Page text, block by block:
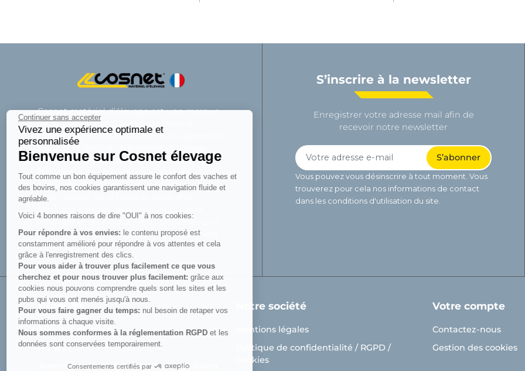
Continuer sans accepter
Vivez une expérience optimale et
personnalisée
Bienvenue sur Cosnet élevage
Tout comme un bon équipement assure le confort des vaches et
des bovins, nos cookies garantissent une navigation fluide et
agréable.
Voici 4 bonnes raisons de dire "OUI" à nos cookies:
Pour répondre à vos envies:le contenu proposé est
constamment amélioré pour répondre à vos attentes et cela
grâce à l'enregistrement des clics.
Pour vous aider à trouver plus facilement ce que vous
cherchez et pour nous trouver plus facilement:grâce aux
cookies nous pouvons comprendre quels sont les sites et les
pubs qui vous ont menés jusqu'à nous.
Pour vous faire gagner du temps:nul besoin de retaper vos
informations à chaque visite.
Nous sommes conformes à la réglementation RGPDet les
données sont conservées temporairement.
Consentements certifiés par
Cosnet matériel d’élevage est une marque
de la SAS Cosnet. Spécialisée dans la
conception et la fabrication d’équipements
tubulaires pour les bâtiments d’élevage.
Reconnue pour son savoir-faire dans la
fabrication de râteliers de prairie de
barrières, de cornadis et de logettes.
Avec Cosnet, vous faîtes le choix d’un
innovant et de qualité. Vous trouverez tout
le nécessaire pour équiper votre bâtiment
d’élevage.
S’inscrire à la newsletter
Enregistrer votre adresse mail afin de
recevoir notre newsletter
Vous pouvez vous désinscrire à tout moment. Vous
trouverez pour cela nos informations de contact
dans les conditions d'utilisation du site.
Produits
Matériel de prairie
Auges
Aménagement bâtiment d'élevage bovin
Notre société
Mentions légales
Politique de confidentialité / RGPD /
Cookies
Votre compte
Contactez-nous
Gestion des cookies